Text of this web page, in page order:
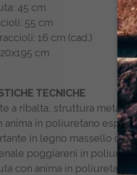
: 45 cm
: 55 cm
: 16 cm (cad.)
cm
TECNICHE
a ribalta, struttura
anima in poliuretano
in legno massello di
poggiareni in
con anima in poliuretano